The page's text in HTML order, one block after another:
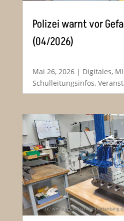
Polizei warnt vor
(04/2026)
Mai 26, 2026| Digitales,
Schulleitungsinfos,